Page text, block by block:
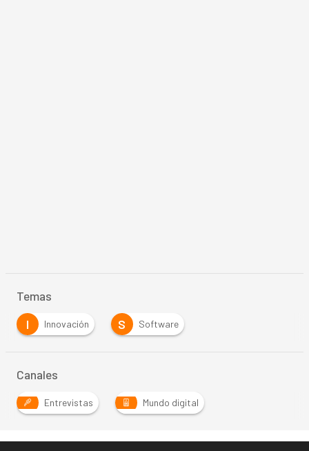
Temas
I
Innovación S Software
Canales
Entrevistas Mundo digital